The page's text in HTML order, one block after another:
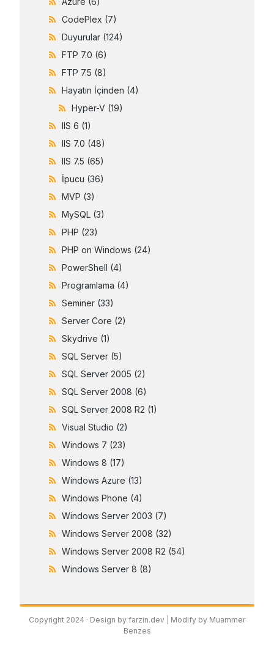
CodePlex (7)
Duyurular (124)
FTP 7.0 (6)
FTP 7.5 (8)
Hayatın İçinden (4)
Hyper-V (19)
IIS 6 (1)
IIS 7.0 (48)
IIS 7.5 (65)
İpucu (36)
MVP (3)
MySQL (3)
PHP (23)
PHP on Windows (24)
PowerShell (4)
Programlama (4)
Seminer (33)
Server Core (2)
Skydrive (1)
SQL Server (5)
SQL Server 2005 (2)
SQL Server 2008 (6)
SQL Server 2008 R2 (1)
Visual Studio (2)
Windows 7 (23)
Windows 8 (17)
Windows Azure (13)
Windows Phone (4)
Windows Server 2003 (7)
Windows Server 2008 (32)
Windows Server 2008 R2 (54)
Windows Server 8 (8)
Copyright 2024 · Design by farzin.dev | Modify by Muammer
Benzes